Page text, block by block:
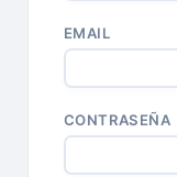
EMAIL
CONTRASEÑA